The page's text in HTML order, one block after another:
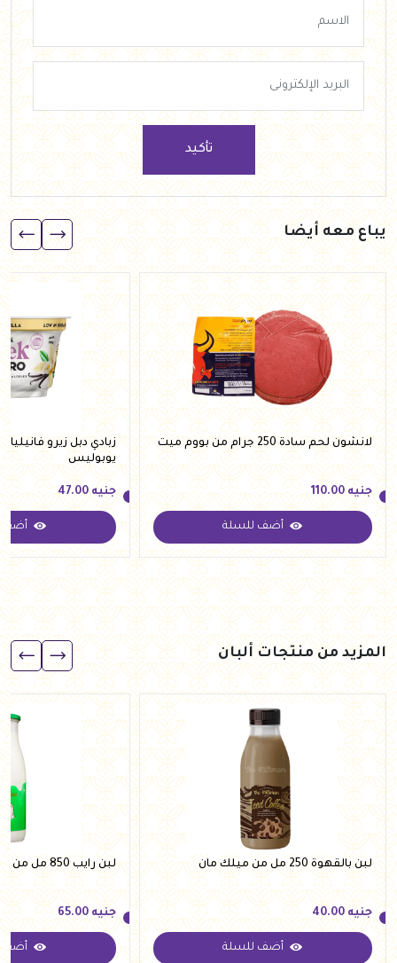
تأكيد
يباع معه أيضا
لانشون لحم سادة 250 جرام من بووم ميت
جنيه
جنيه 110.00
أضف للسلة
يوبوليس
جنيه
جنيه 47.00
أضف
المزيد من منتجات ألبان
لبن بالقهوة 250 مل من ميلك مان
جنيه
جنيه 40.00
أضف للسلة
لبن رايب 850 مل من ميلك مان
جنيه
جنيه 65.00
أضف